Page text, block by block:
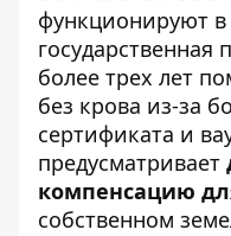
функционируют
государственная
более трех лет
без крова из-за
сертификата и
предусматривает
компенсацию
собственном